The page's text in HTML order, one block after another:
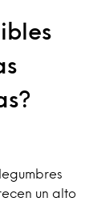
un alto